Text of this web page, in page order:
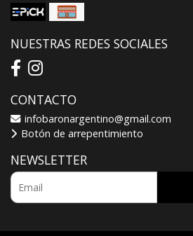
NUESTRAS REDES SOCIALES
CONTACTO
infobaronargentino@gmail.com
Botón de arrepentimiento
NEWSLETTER